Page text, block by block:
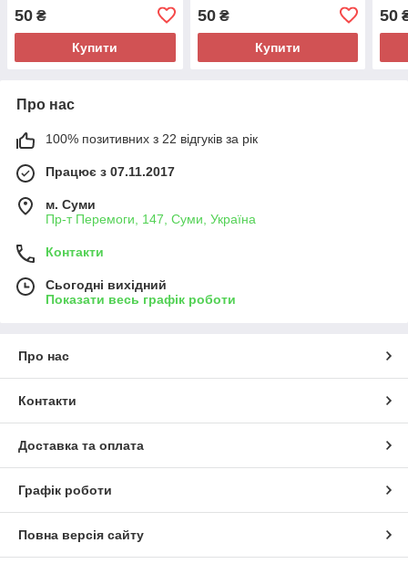
50 ₴
Купити
50₴
Купити
50
Про нас
100% позитивних з 22 відгуків за рік
Працює з 07.11.2017
м. Суми
Пр-т Перемоги, 147, Суми, Україна
Контакти
Сьогодні вихідний
Показати весь графік роботи
Про нас
Контакти
Доставка та оплата
Графік роботи
Повна версія сайту